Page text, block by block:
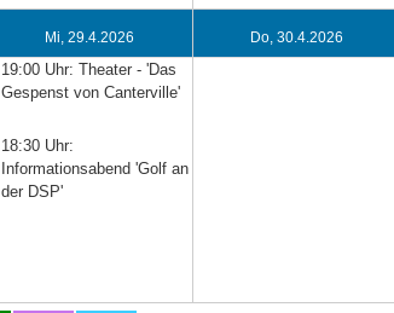
Mi, 29.4.2026
19:00 Uhr: Theater - 'Das
Gespenst von Canterville'
18:30 Uhr:
Informationsabend 'Golf an
der DSP'
Do, 30.4.2026